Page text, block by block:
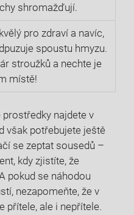
shromažďují.
pro zdraví a navíc,
spoustu hmyzu.
stroužků a nechte je
místě!
najdete v
však potřebujete ještě
se zeptat sousedů –
kdy zjistíte, že
pokud se náhodou
nezapomeňte, že v
přítele, ale i nepřítele.